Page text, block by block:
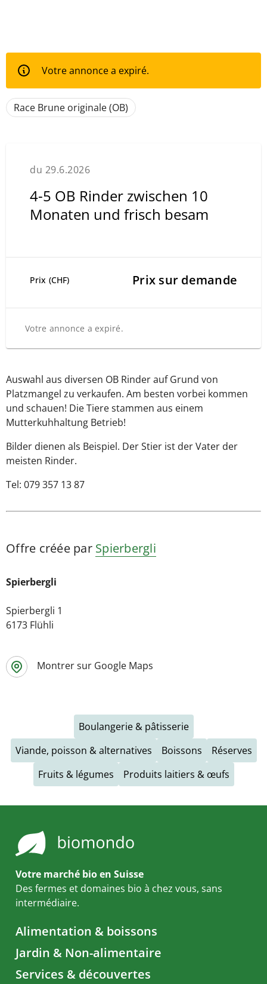
Votre annonce a expiré.
Race Brune originale (OB)
du 29.6.2026
4-5 OB Rinder zwischen 10
Monaten und frisch besam
Prix (CHF) Prix sur demande
Votre annonce a expiré.
Auswahl aus diversen OB Rinder auf Grund von
Platzmangel zu verkaufen. Am besten vorbei kommen
und schauen! Die Tiere stammen aus einem
Mutterkuhhaltung Betrieb!
Bilder dienen als Beispiel. Der Stier ist der Vater der
meisten Rinder.
Tel: 079 357 13 87
Offre créée par Spierbergli
Spierbergli
Spierbergli 1
6173 Flühli
Montrer sur Google Maps
Boulangerie & pâtisserie
Viande, poisson & alternatives
Boissons
Réserves
Fruits & légumes
Produits laitiers & œufs
Votre marché bio en Suisse
Des fermes et domaines bio à chez vous, sans
intermédiaire.
Alimentation & boissons
Jardin & Non-alimentaire
Services & découvertes